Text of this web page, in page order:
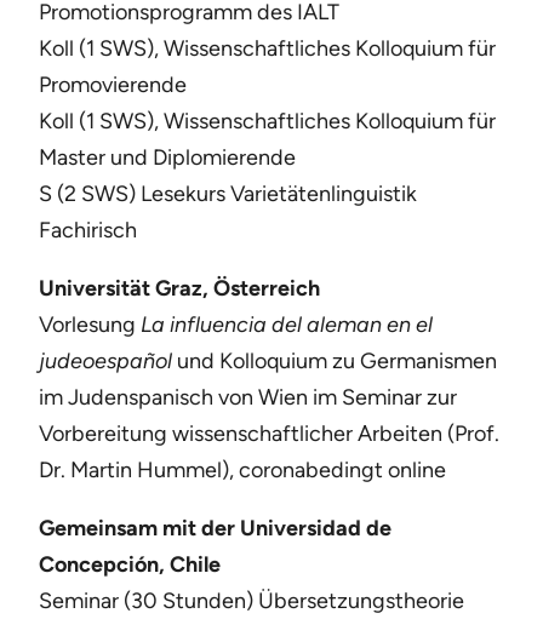
Promotionsprogramm des IALT
Koll (1 SWS), Wissenschaftliches Kolloquium für
Promovierende
Koll (1 SWS), Wissenschaftliches Kolloquium für
Master und Diplomierende
S (2 SWS) Lesekurs Varietätenlinguistik
Fachirisch
Universität Graz, Österreich
Vorlesung La influencia del aleman en el
judeoespañol und Kolloquium zu Germanismen
im Judenspanisch von Wien im Seminar zur
Vorbereitung wissenschaftlicher Arbeiten (Prof.
Dr. Martin Hummel), coronabedingt online
Gemeinsam mit der Universidad de
Concepción, Chile
Seminar (30 Stunden) Übersetzungstheorie